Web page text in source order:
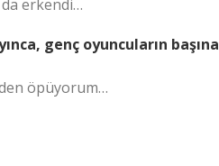
erkendi…
genç oyuncuların başına
öpüyorum…